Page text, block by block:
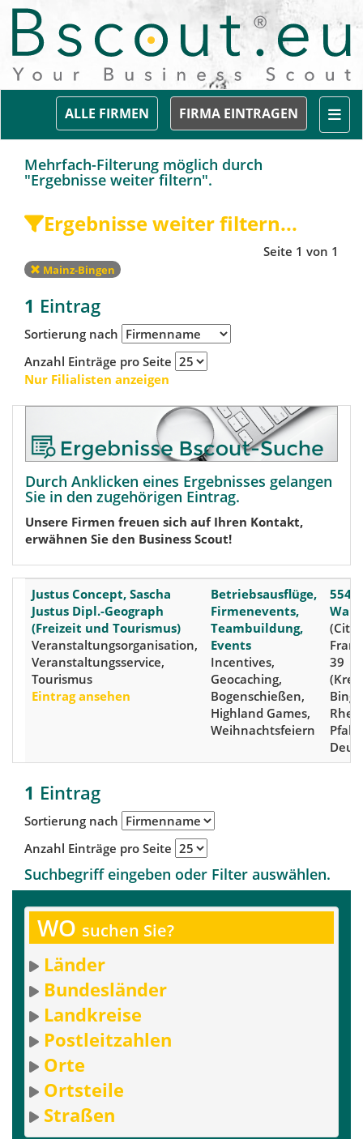
FIRMA EINTRAGEN
ALLE FIRMEN
Mehrfach-Filterung möglich durch
"Ergebnisse weiter filtern".
Ergebnisse weiter filtern...
Seite 1 von 1
Mainz-Bingen
1 Eintrag
Sortierung nach
Anzahl Einträge pro Seite
Nur Filialisten anzeigen
Durch Anklicken eines Ergebnisses gelangen
Sie in den zugehörigen Eintrag.
Unsere Firmen freuen sich auf Ihren Kontakt,
erwähnen Sie den Business Scout!
Justus Concept, Sascha
Justus Dipl.-Geograph
(Freizeit und Tourismus)
Veranstaltungsorganisation,
Veranstaltungsservice,
Tourismus
Eintrag ansehen
Betriebsausflüge,
Firmenevents,
Teambuildung,
Events
Incentives,
Geocaching,
Bogenschießen,
Highland Games,
Weihnachtsfeiern
(City),
39
Pfalz,
1 Eintrag
Sortierung nach
Anzahl Einträge pro Seite
Suchbegriff eingeben oder Filter auswählen.
WO suchen Sie?
Länder
Bundesländer
Landkreise
Postleitzahlen
Orte
Ortsteile
Straßen